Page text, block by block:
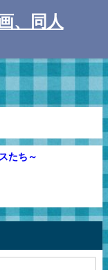
、同人
たち～